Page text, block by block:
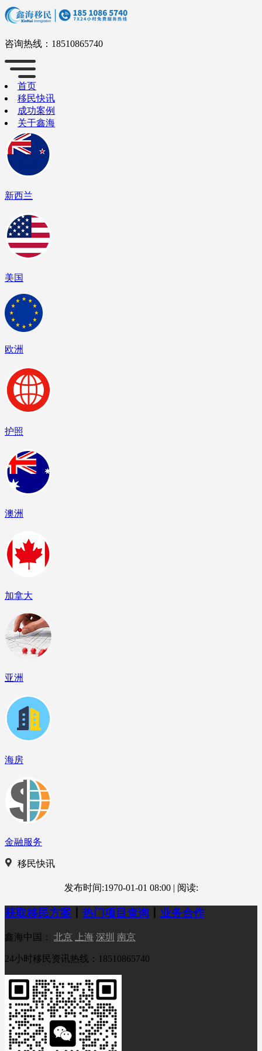
咨询热线： 18510865740
首页
移民快讯
成功案例
关于鑫海
新西兰
美国
欧洲
护照
澳洲
加拿大
亚洲
海房
金融服务
移民快讯
发布时间:1970-01-01 08:00 | 阅读:
获取移民方案 热门项目查询 业务合作
鑫海中国： 北京 上海 深圳 南京
24小时移民资讯热线：18510865740